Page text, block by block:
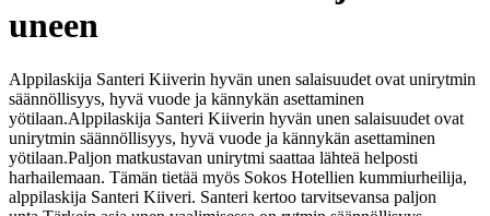
uneen
Alppilaskija Santeri Kiiverin hyvän unen salaisuudet ovat unirytmin
säännöllisyys, hyvä vuode ja kännykän asettaminen
yötilaan.Alppilaskija Santeri Kiiverin hyvän unen salaisuudet ovat
unirytmin säännöllisyys, hyvä vuode ja kännykän asettaminen
yötilaan.Paljon matkustavan unirytmi saattaa lähteä helposti
harhailemaan. Tämän tietää myös Sokos Hotellien kummiurheilija,
alppilaskija Santeri Kiiveri. Santeri kertoo tarvitsevansa paljon